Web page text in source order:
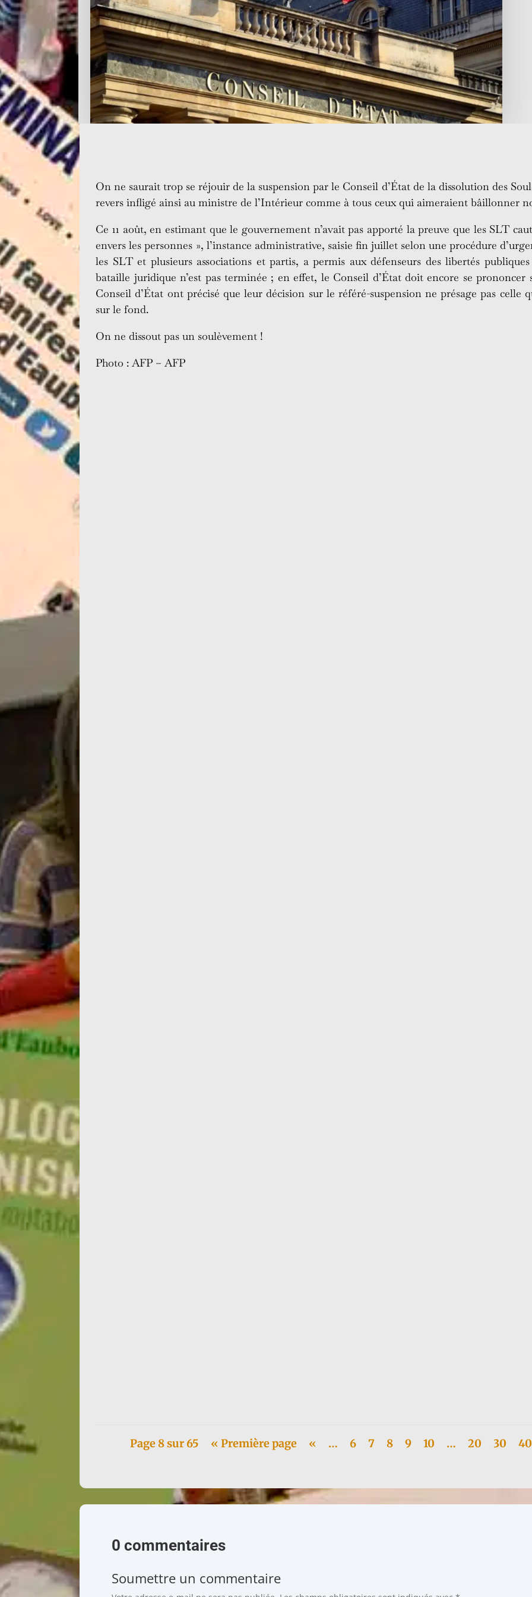
On ne saurait trop se réjouir de la suspension par le Conseil d’État de la dissolution des
revers infligé ainsi au ministre de l’Intérieur comme à tous ceux qui aimeraient bâillonner
Ce 11 août, en estimant que le gouvernement n’avait pas apporté la preuve que les SLT
envers les personnes », l’instance administrative, saisie fin juillet selon une procédure
les SLT et plusieurs associations et partis, a permis aux défenseurs des libertés
bataille juridique n’est pas terminée ; en effet, le Conseil d’État doit encore se prononcer
Conseil d’État ont précisé que leur décision sur le référé-suspension ne présage pas celle
sur le fond.
On ne dissout pas un soulèvement !
Photo : AFP – AFP
Page 8 sur 65 « Première page « … 6 7 8 9 10 … 20 30 40
0 commentaires
Soumettre un commentaire